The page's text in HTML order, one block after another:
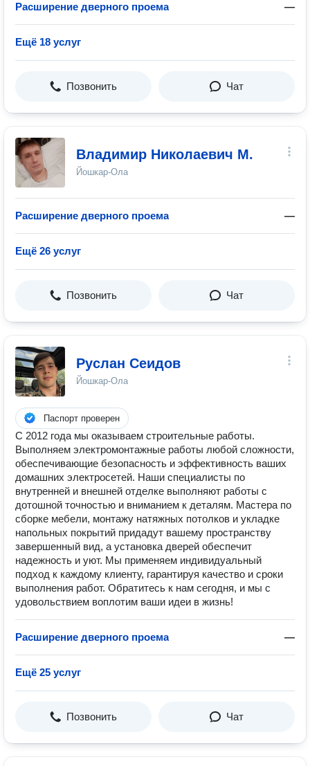
Расширение дверного проема —
Ещё 18 услуг
Позвонить Чат
Владимир Николаевич М.
Йошкар-Ола
Расширение дверного проема —
Ещё 26 услуг
Позвонить Чат
Руслан Сеидов
Йошкар-Ола
Паспорт проверен
С 2012 года мы оказываем строительные работы.
Выполняем электромонтажные работы любой сложности,
обеспечивающие безопасность и эффективность ваших
домашних электросетей. Наши специалисты по
внутренней и внешней отделке выполняют работы с
дотошной точностью и вниманием к деталям. Мастера по
сборке мебели, монтажу натяжных потолков и укладке
напольных покрытий придадут вашему пространству
завершенный вид, а установка дверей обеспечит
надежность и уют. Мы применяем индивидуальный
подход к каждому клиенту, гарантируя качество и сроки
выполнения работ. Обратитесь к нам сегодня, и мы с
удовольствием воплотим ваши идеи в жизнь!
Расширение дверного проема —
Ещё 25 услуг
Позвонить Чат